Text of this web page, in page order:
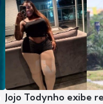
Jojo Todynho exibe